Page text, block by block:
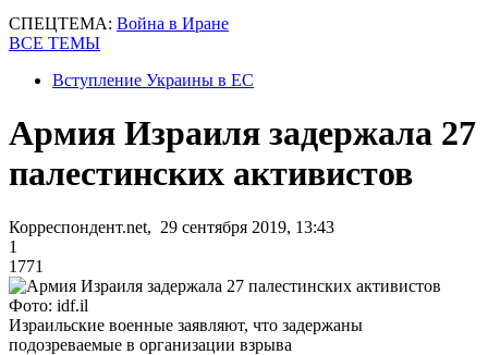
СПЕЦТЕМА: Война в Иране
ВСЕ ТЕМЫ
Вступление Украины в ЕС
Армия Израиля задержала 27
палестинских активистов
Корреспондент.net, 29 сентября 2019, 13:43
1
1771
Фото: idf.il
Израильские военные заявляют, что задержаны
подозреваемые в организации взрыва